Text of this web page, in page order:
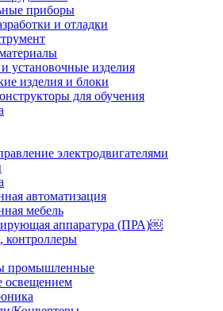
приборы
и отладки
установочные изделия
изделия и блоки
для обучения
электродвигателями
автоматизация
мебель
аппаратура (ПРА)￼
контроллеры
промышленные
освещением